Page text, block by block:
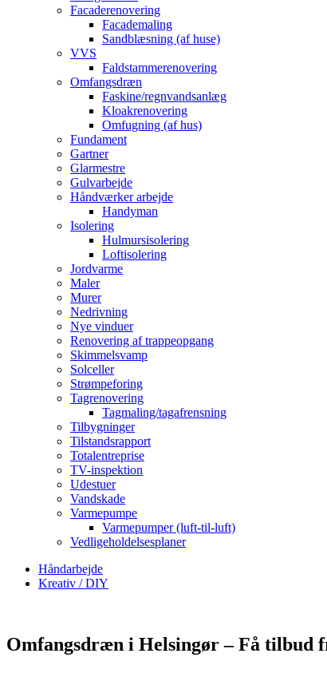
Facaderenovering
Facademaling
Sandblæsning (af huse)
VVS
Faldstammerenovering
Omfangsdræn
Faskine/regnvandsanlæg
Kloakrenovering
Omfugning (af hus)
Fundament
Gartner
Glarmestre
Gulvarbejde
Håndværker arbejde
Handyman
Isolering
Hulmursisolering
Loftisolering
Jordvarme
Maler
Murer
Nedrivning
Nye vinduer
Renovering af trappeopgang
Skimmelsvamp
Solceller
Strømpeforing
Tagrenovering
Tagmaling/tagafrensning
Tilbygninger
Tilstandsrapport
Totalentreprise
TV-inspektion
Udestuer
Vandskade
Varmepumpe
Varmepumper (luft-til-luft)
Vedligeholdelsesplaner
Håndarbejde
Kreativ / DIY
Omfangsdræn i Helsingør – Få tilbud